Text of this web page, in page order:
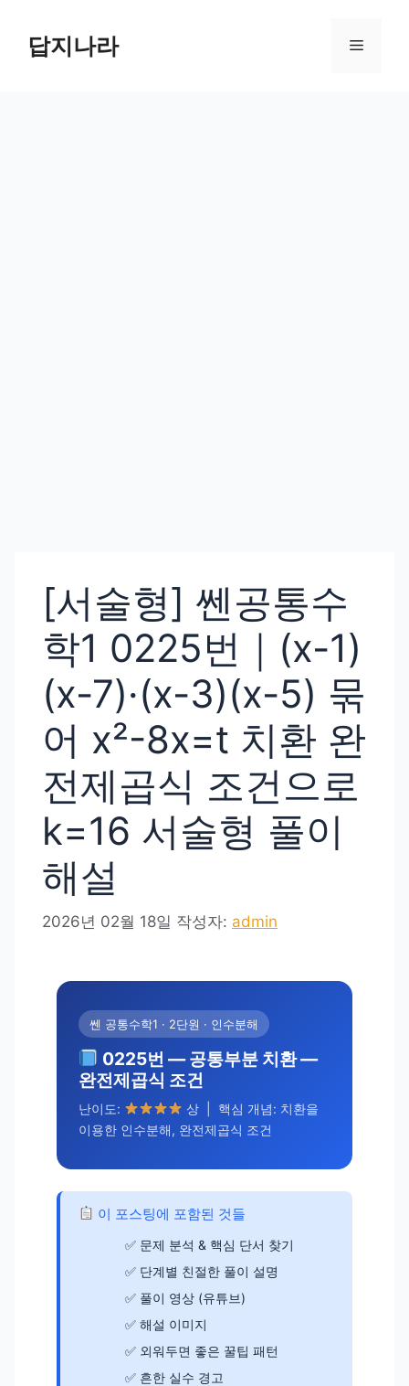
답지나라 메
[서술형] 쎈공통수
학1 0225번｜(x-1)
(x-7)·(x-3)(x-5) 묶
어 x²-8x=t 치환 완
전제곱식 조건으로
k=16 서술형 풀이
해설
2026년 02월 18일 작성자: admin
쎈 공통수학1 · 2단원 · 인수분해
0225번 — 공통부분 치환 —
완전제곱식 조건
난이도:
상 | 핵심 개념: 치환을
이용한 인수분해, 완전제곱식 조건
이 포스팅에 포함된 것들
문제 분석 & 핵심 단서 찾기
단계별 친절한 풀이 설명
풀이 영상 (유튜브)
해설 이미지
외워두면 좋은 꿀팁 패턴
흔한 실수 경고